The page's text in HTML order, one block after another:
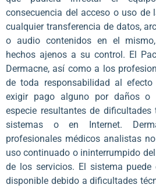
consecuencia del acceso o uso
cualquier transferencia de datos,
o audio contenidos en el
hechos ajenos a su control. El
Dermacne, así como a los
de toda responsabilidad al
exigir pago alguno por daños o
especie resultantes de
sistemas o en Internet.
profesionales médicos analistas
uso continuado o ininterrumpido
de los servicios. El sistema puede
disponible debido a dificultades